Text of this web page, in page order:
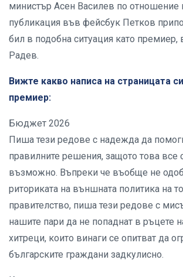
министър Асен Василев по
публикация във фейсбук Петков
бил в подобна ситуация като премиер,
Радев.
Вижте какво написа на страницата
премиер:
Бюджет 2026
Пиша тези редове с надежда да
правилните решения, защото това
възможно. Въпреки че въобще не
риториката на външната политика на
правителство, пиша тези редове с
нашите пари да не попаднат в ръцете
хитреци, които винаги се опитват да
българските граждани задкулисно.